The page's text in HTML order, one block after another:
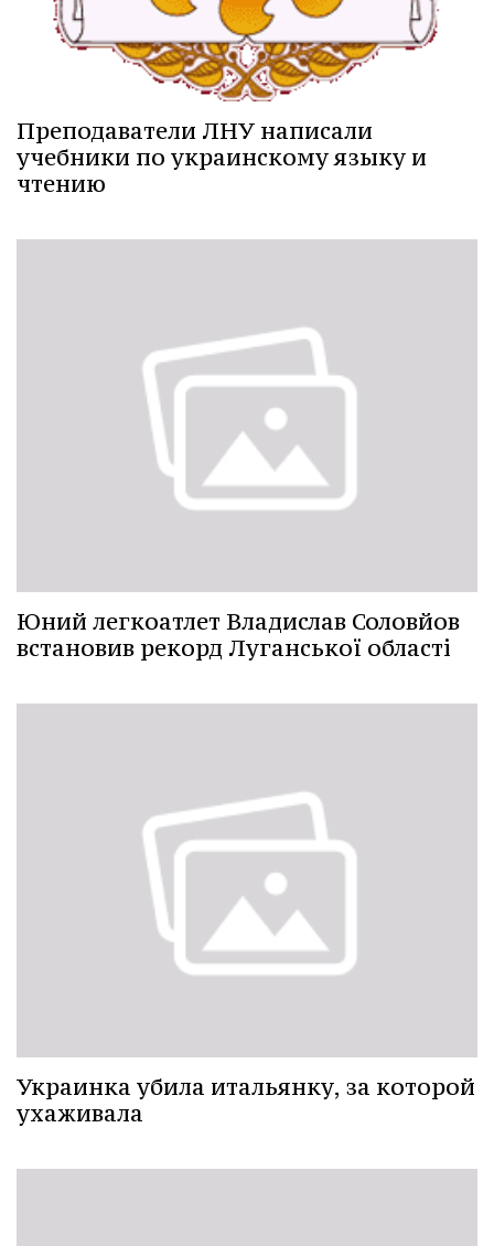
Преподаватели ЛНУ написали
учебники по украинскому языку и
чтению
Юний легкоатлет Владислав Соловйов
встановив рекорд Луганської області
Украинка убила итальянку, за которой
ухаживала